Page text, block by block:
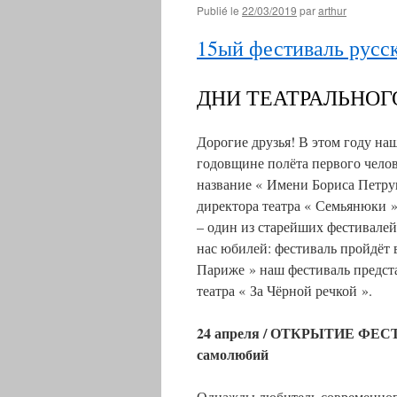
Publié le 22/03/2019 pararthur
15ый фестиваль
ДНИ
Дорогие друзья! В этом году
годовщине полёта первого
название « Имени Бориса
директора театра « Семьянюки
– один из старейших
нас юбилей: фестиваль пройдёт
Париже » наш фестиваль
театра « За Чёрной речкой ».
24 апреля / ОТКРЫТИЕ
самолюбий